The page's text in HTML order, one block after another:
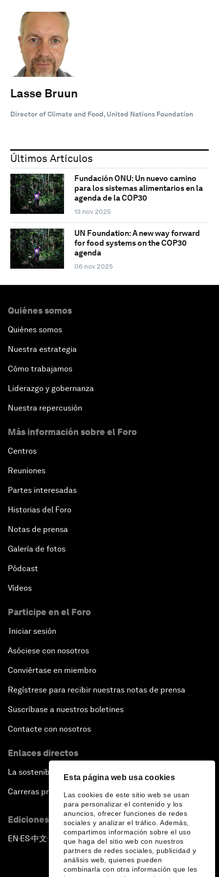
Esta página web usa cookies
Las cookies de este sitio web se usan
para personalizar el contenido y los
anuncios, ofrecer funciones de redes
sociales y analizar el tráfico. Además,
compartimos información sobre el uso
que haga del sitio web con nuestros
partners de redes sociales, publicidad y
análisis web, quienes pueden
combinarla con otra información que les
Lasse Bruun
Director of Climate and Food, United Nations Foundation
Últimos Artículos
Fundación ONU: Un nuevo camino
para los sistemas alimentarios en la
agenda de la COP30
13 nov 2025
UN Foundation: A new way forward
for food systems on the COP30
agenda
06 nov 2025
Quiénes somos
Quiénes somos
Nuestra estrategia
Cómo trabajamos
Liderazgo y gobernanza
Nuestra repercusión
Más información sobre el Foro
Centros
Reuniones
Partes interesadas
Historias del Foro
Notas de prensa
Galería de fotos
Pódcast
Vídeos
Participe en el Foro
Iniciar sesión
Asóciese con nosotros
Conviértase en miembro
Regístrese para recibir nuestras notas de prensa
Suscríbase a nuestros boletines
Contacte con nosotros
Enlaces directos
La sostenibilidad en el Foro
Carreras profesionales
Ediciones en otros idiomas
EN ▪ ES▪中文▪ 日本語